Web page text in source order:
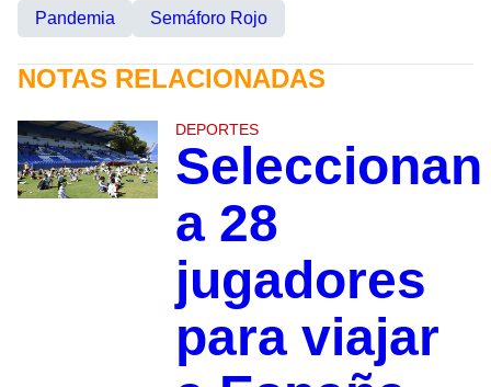
Pandemia Semáforo Rojo
NOTAS RELACIONADAS
DEPORTES
Seleccionan
a 28
jugadores
para viajar